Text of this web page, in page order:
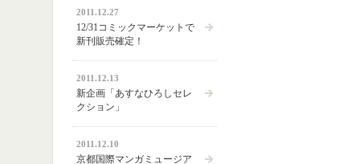
2011.12.27
12/31コミックマーケットで
新刊販売確定！
2011.12.13
新企画「あすなひろしセレ
クション」
2011.12.10
京都国際マンガミュージア